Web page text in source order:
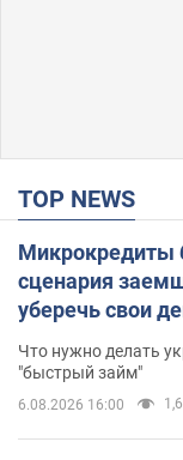
TOP NEWS
Микрокредиты
сценария
уберечь свои
Что нужно делать
"быстрый займ"
6.08.2026 16:00